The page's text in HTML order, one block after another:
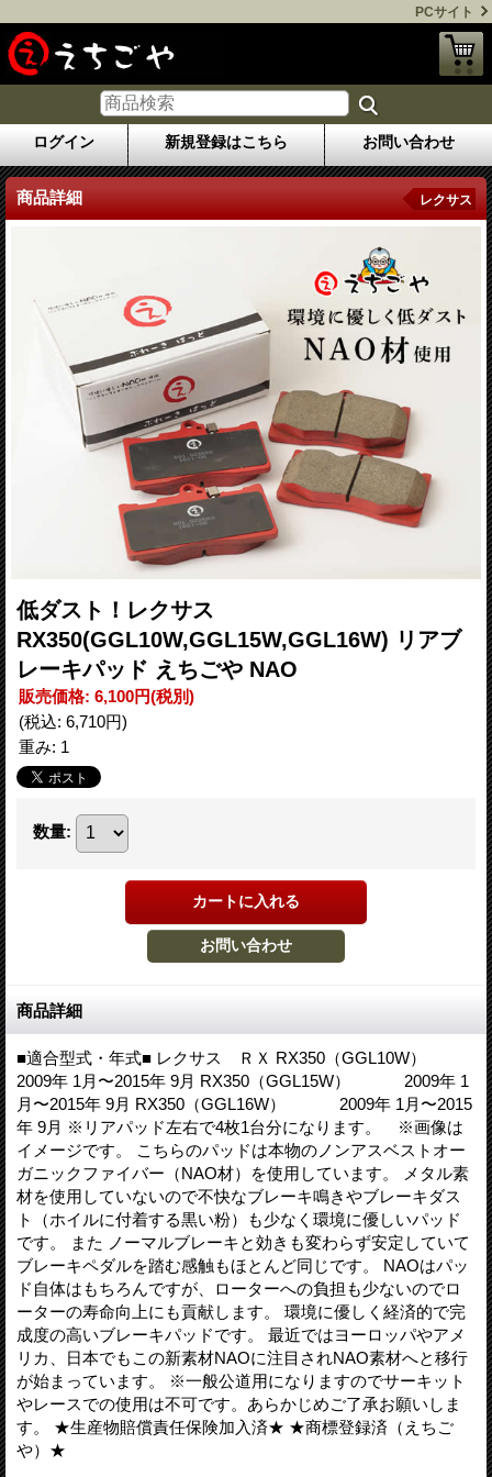
PCサイト
ログイン 新規登録はこちら お問い合わせ
商品詳細 レクサス
低ダスト！レクサス
RX350(GGL10W,GGL15W,GGL16W) リアブ
レーキパッド えちごや NAO
販売価格: 6,100円(税別)
(税込: 6,710円)
重み: 1
数量:
商品詳細
■適合型式・年式■ レクサス ＲＸ RX350（GGL10W）
2009年 1月〜2015年 9月 RX350（GGL15W） 2009年 1
月〜2015年 9月 RX350（GGL16W） 2009年 1月〜2015
年 9月 ※リアパッド左右で4枚1台分になります。 ※画像は
イメージです。 こちらのパッドは本物のノンアスベストオー
ガニックファイバー（NAO材）を使用しています。 メタル素
材を使用していないので不快なブレーキ鳴きやブレーキダス
ト（ホイルに付着する黒い粉）も少なく環境に優しいパッド
です。 また ノーマルブレーキと効きも変わらず安定していて
ブレーキペダルを踏む感触もほとんど同じです。 NAOはパッ
ド自体はもちろんですが、ローターへの負担も少ないのでロ
ーターの寿命向上にも貢献します。 環境に優しく経済的で完
成度の高いブレーキパッドです。 最近ではヨーロッパやアメ
リカ、日本でもこの新素材NAOに注目されNAO素材へと移行
が始まっています。 ※一般公道用になりますのでサーキット
やレースでの使用は不可です。あらかじめご了承お願いしま
す。 ★生産物賠償責任保険加入済★ ★商標登録済（えちご
や）★